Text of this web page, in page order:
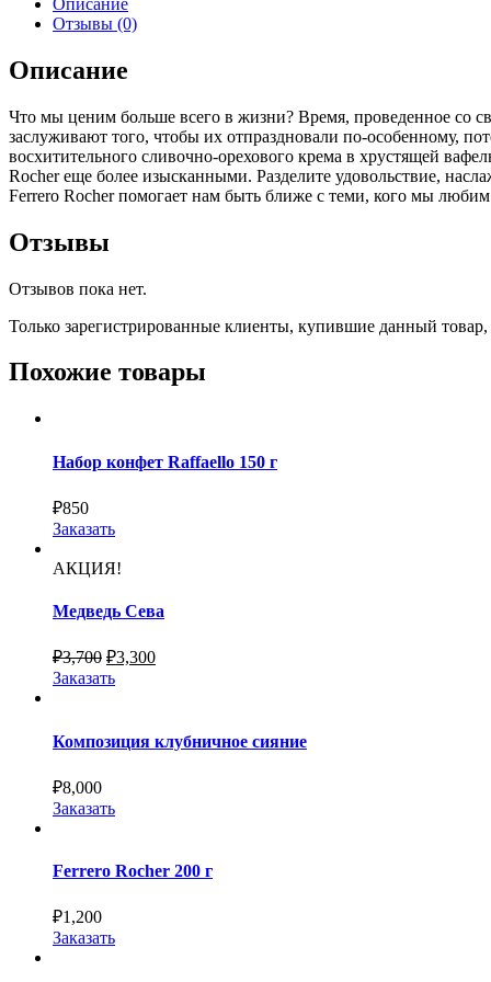
Отзывы (0)
Описание
Что мы ценим больше всего в жизни? Время, проведенное со
заслуживают того, чтобы их отпраздновали по-особенному,
восхитительного сливочно-орехового крема в хрустящей
Rocher еще более изысканными. Разделите удовольствие,
Ferrero Rocher помогает нам быть ближе с теми, кого мы
Отзывы
Отзывов пока нет.
Только зарегистрированные клиенты, купившие данный
Похожие товары
Набор конфет Raffaello 150 г
₽850
Заказать
АКЦИЯ!
Медведь Сева
₽3,700 ₽3,300
Заказать
Композиция клубничное сияние
₽8,000
Заказать
Ferrero Rocher 200 г
₽1,200
Заказать